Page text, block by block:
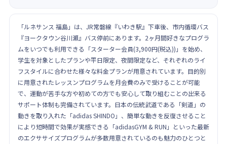
「ルネサンス 福島」は、JR常磐線『いわき駅』下車後、市内循環バス
『ヨークタウン谷川瀬』バス停前にあります。2ヶ月間好きなプログラ
ムをいつでも利用できる「スターター会員(3,900円(税込))」を始め、
学生を対象としたプランや平日限定、夜間限定など、それぞれのライ
フスタイルに合わせた様々な料金プランが用意されています。目的別
に用意されたレッスンプログラムを月会費のみで受けることが可能
で、運動が苦手な方や初めての方でも安心して取り組むことの出来る
サポート体制も完備されています。日本の伝統武道である「剣道」の
動きを取り入れた「adidas SHINDO」、簡単な動きを反復させること
により短時間で効果が実感できる「adidasGYM & RUN」といった最新
のエクササイズプログラムが多数用意されているのも魅力のひとつと